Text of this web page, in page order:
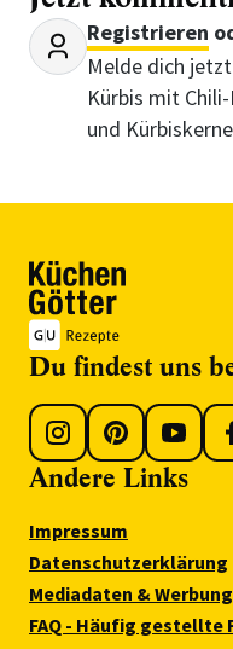
Registrieren
Melde dich
Kürbis mit
und
Du findest uns
Andere Links
Impressum
Datenschutzerklärung
Mediadaten & Werbung
FAQ - Häufig gestellte